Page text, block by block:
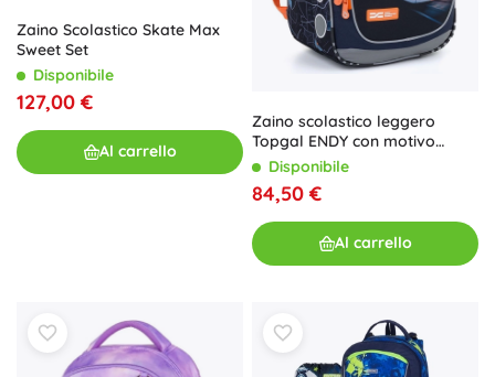
Zaino Scolastico Skate Max
Sweet Set
Disponibile
127,00 €
Al carrello
Zaino scolastico leggero
Topgal ENDY con motivo
trenoDisponibile
84,50 €
Al carrello